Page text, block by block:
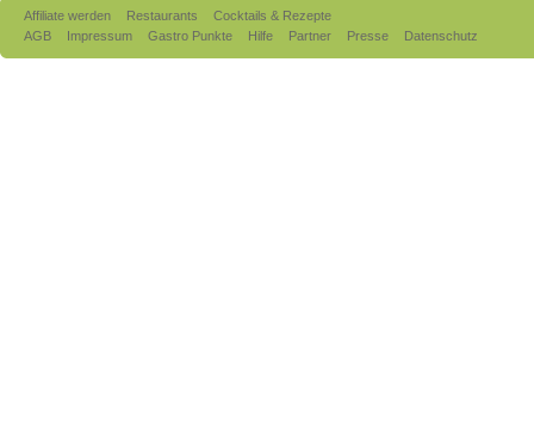
Affiliate werden Restaurants
Cocktails & Rezepte
AGB
Impressum Gastro Punkte Hilfe Partner Presse Datenschutz